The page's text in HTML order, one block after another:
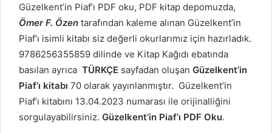
Güzelkent’in Piaf’ı PDF oku, PDF kitap depomuzda,
Ömer F. Özen tarafından kaleme alınan Güzelkent’in
Piaf’ı isimli kitabı siz değerli okurlarımız için hazırladık.
9786256355859 dilinde ve Kitap Kağıdı ebatında
basılan ayrıca TÜRKÇE sayfadan oluşan Güzelkent’in
Piaf’ı kitabı 70 olarak yayınlanmıştır. Güzelkent’in
Piaf’ı kitabını 13.04.2023 numarası ile orijinalliğini
sorgulayabilirsiniz. Güzelkent’in Piaf’ı PDF Oku.